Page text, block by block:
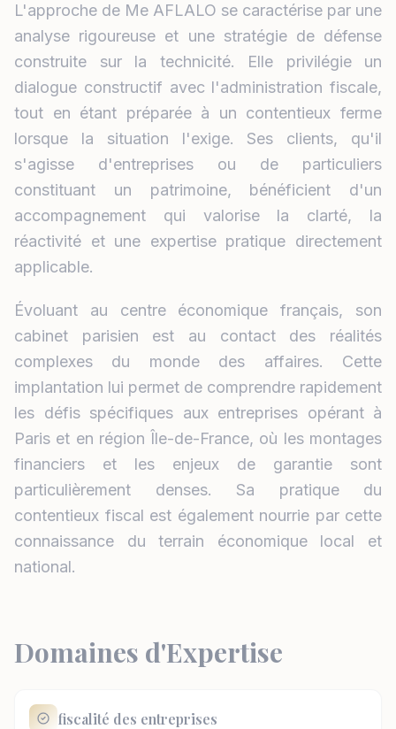
L'approche de Me AFLALO se caractérise par une
analyse rigoureuse et une stratégie de défense
construite sur la technicité. Elle privilégie un
dialogue constructif avec l'administration fiscale,
tout en étant préparée à un contentieux ferme
lorsque la situation l'exige. Ses clients, qu'il
s'agisse d'entreprises ou de particuliers
constituant un patrimoine, bénéficient d'un
accompagnement qui valorise la clarté, la
réactivité et une expertise pratique directement
applicable.
Évoluant au centre économique français, son
cabinet parisien est au contact des réalités
complexes du monde des affaires. Cette
implantation lui permet de comprendre rapidement
les défis spécifiques aux entreprises opérant à
Paris et en région Île-de-France, où les montages
financiers et les enjeux de garantie sont
particulièrement denses. Sa pratique du
contentieux fiscal est également nourrie par cette
connaissance du terrain économique local et
national.
Domaines d'Expertise
fiscalité des entreprises